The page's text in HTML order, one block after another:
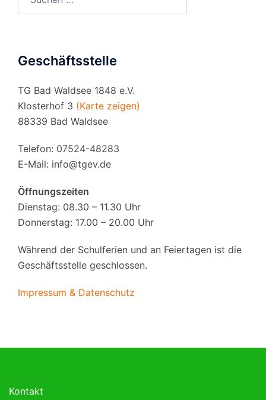
Geschäftsstelle
TG Bad Waldsee 1848 e.V.
Klosterhof 3 (Karte zeigen)
88339 Bad Waldsee
Telefon: 07524-48283
E-Mail: info@tgev.de
Öffnungszeiten
Dienstag: 08.30 – 11.30 Uhr
Donnerstag: 17.00 – 20.00 Uhr
Während der Schulferien und an Feiertagen ist die
Geschäftsstelle geschlossen.
Impressum & Datenschutz
Kontakt